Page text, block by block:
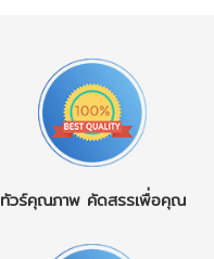
ไทน์ จนถึงออตโตมัน ทำให้ที่
นี่เต็มไปด้วยโบราณสถาน
ระดับโลก ผสานกับธรรมชาติ
อันน่าทึ่ง และวัฒนธรรมที่มี
เอกลักษณ์ไม่เหมือนใคร
ไฮไลท์น่าเที่ยว ห้ามพลาดใน
ทัวร์ตุรเคีย อิสตันบูล
(Istanbul)เมืองหลวงแห่ง
ทัวร์คุณภาพ คัดสรรเพื่อคุณ